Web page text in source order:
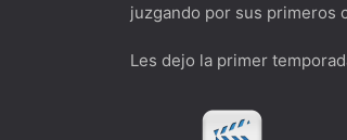
juzgando por sus primeros
Les dejo la primer